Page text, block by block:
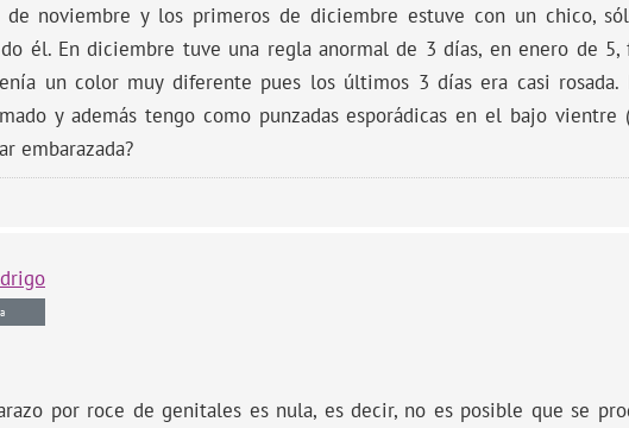
de noviembre y los primeros de diciembre estuve con un chico,
él. En diciembre tuve una regla anormal de 3 días, en enero de
un color muy diferente pues los últimos 3 días era casi rosada.
y además tengo como punzadas esporádicas en el bajo
embarazada?
por roce de genitales es nula, es decir, no es posible que se